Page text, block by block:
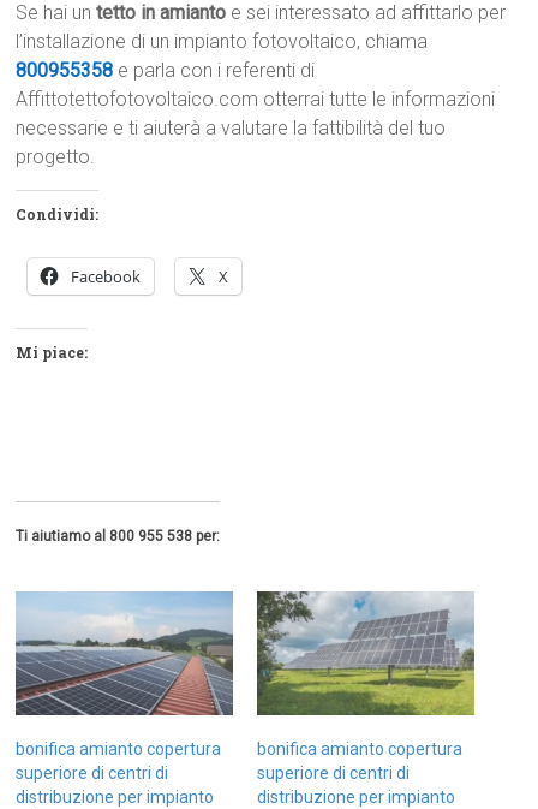
Se hai untetto in amianto e sei interessato ad affittarlo per
l’installazione di un impianto fotovoltaico, chiama
800955358 e parla con i referenti di
Affittotettofotovoltaico.com otterrai tutte le informazioni
necessarie e ti aiuterà a valutare la fattibilità del tuo
progetto.
Condividi:
Facebook X
Mi piace:
Ti aiutiamo al 800 955 538 per:
bonifica amianto copertura
superiore di centri di
distribuzione per impianto
bonifica amianto copertura
superiore di centri di
distribuzione per impianto